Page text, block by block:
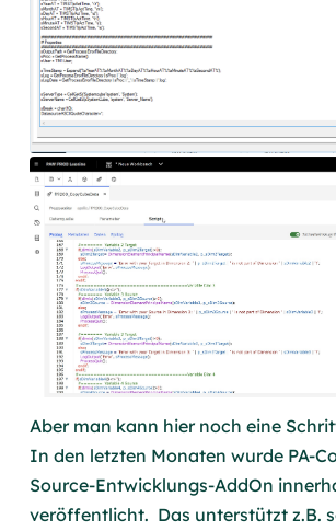
Aber man kann hier noch eine
In den letzten Monaten wurde PA-
Source-Entwicklungs-AddOn
veröffentlicht. Das unterstützt z.B.